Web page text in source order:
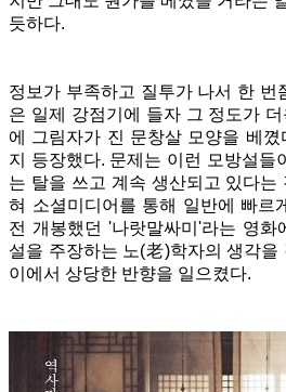
듯하다.
정보가 부족하고 질투가 나서 한 번
은 일제 강점기에 들자 그 정도가
에 그림자가 진 문창살 모양을 베
지 등장했다. 문제는 이런 모방설들
는 탈을 쓰고 계속 생산되고 있다는
혀 소셜미디어를 통해 일반에 빠르
전 개봉했던 '나랏말싸미'라는 영화
설을 주장하는 노(老)학자의 생각
이에서 상당한 반향을 일으켰다.